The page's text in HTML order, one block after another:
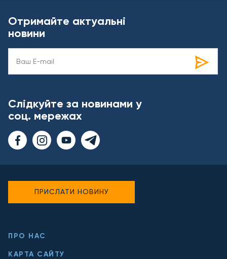
Отримайте актуальні
новини
Слідкуйте за новинами у
соц. мережах
ПРО НАС
КАРТА САЙТУ
ПРИСЛАТИ НОВИНУ